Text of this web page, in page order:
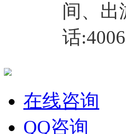
间、出
话
在线咨询
QQ咨询